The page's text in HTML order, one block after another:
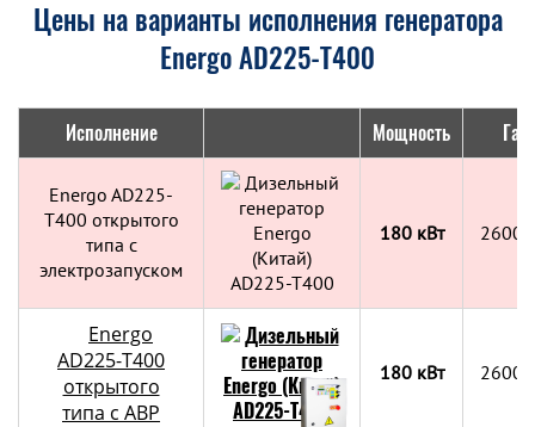
Цены на варианты исполнения генератора
Energo AD225-T400
Исполнение Мощность
Energo AD225-
T400 открытого
типа с
электрозапуском
180 кВт
Energo
AD225-T400
открытого
типа с АВР
180 кВт